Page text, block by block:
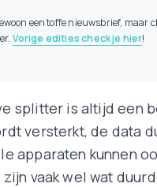
een toffe nieuwsbrief, maar
Vorige edities check je hier!
splitter is altijd een
versterkt, de data
apparaten kunnen
vaak wel wat